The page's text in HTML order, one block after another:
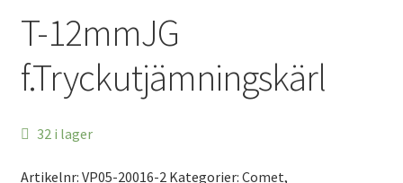
T-12mmJG
f.Tryckutjämningskärl
32 i lager
Artikelnr: VP05-20016-2 Kategorier: Comet,